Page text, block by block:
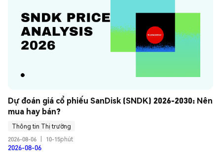
Dự đoán giá cổ phiếu SanDisk (SNDK) 2026-2030: Nên
mua hay bán?
Thông tin Thị trường
2026-08-06
10-15phút
2026-08-06